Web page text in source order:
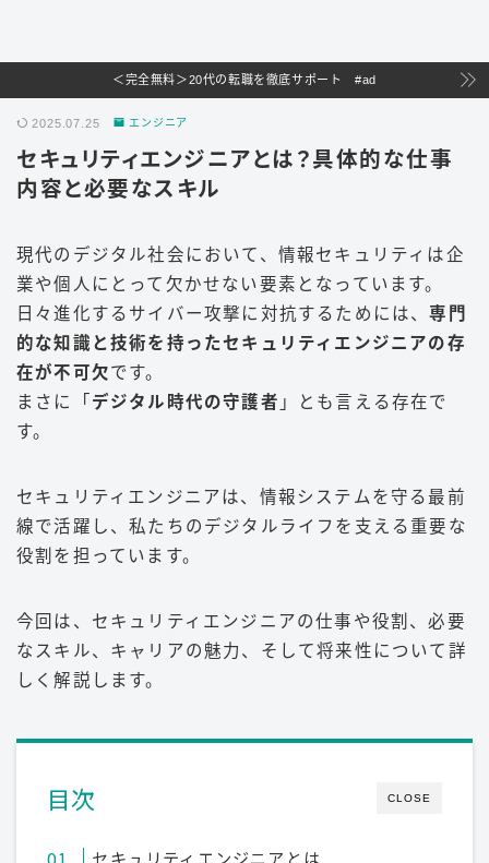
＜完全無料＞20代の転職を徹底サポート #ad
2025.07.25 エンジニア
セキュリティエンジニアとは？具体的な仕事
内容と必要なスキル
現代のデジタル社会において、情報セキュリティは企
業や個人にとって欠かせない要素となっています。
日々進化するサイバー攻撃に対抗するためには、専門
的な知識と技術を持ったセキュリティエンジニアの存
在が不可欠です。
まさに「 デジタル時代の守護者 」とも言える存在で
す。
セキュリティエンジニアは、情報システムを守る最前
線で活躍し、私たちのデジタルライフを支える重要な
役割を担っています。
今回は、セキュリティエンジニアの仕事や役割、必要
なスキル、キャリアの魅力、そして将来性について詳
しく解説します。
CLOSE
目次
セキュリティエンジニアとは